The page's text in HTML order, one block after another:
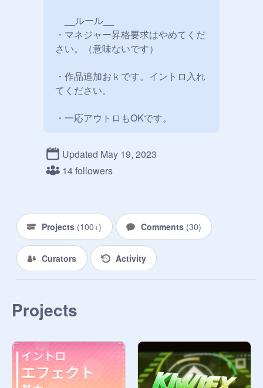
__ルール__
・マネジャー昇格要求はやめてくだ
さい。（意味ないです）
・作品追加おｋです。イントロ入れ
てください。
・一応アウトロもOKです。
・宣伝もイントロ関係ならOKで
す。
す。
・コメントでのいじめや、報告乱
用、荒らしなどはやめてください。
____________________________
_
スタジオフォローお願いします。
みんなでイントロ勢を増やして、イ
ントロがもっと有名になるといいで
す。
Updated May 19, 2023
14 followers
Projects (100+) Comments (30)
Curators Activity
Projects